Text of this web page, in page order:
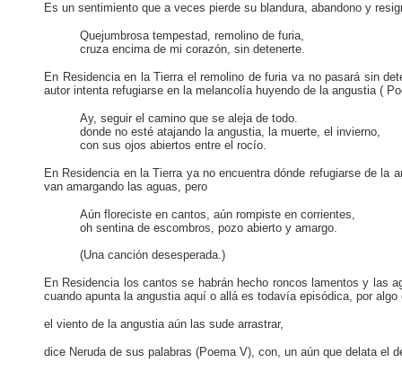
Es un sentimiento que a veces pierde su blandura, abandono y
Quejumbrosa tempestad, remolino de furia,
cruza encima de mi corazón, sin detenerte.
En Residencia en la Tierra el remolino de furia va no pasará sin
autor intenta refugiarse en la melancolía huyendo de la angustia (
Ay, seguir el camino que se aleja de todo.
donde no esté atajando la angustia, la muerte, el invierno,
con sus ojos abiertos entre el rocío.
En Residencia en la Tierra ya no encuentra dónde refugiarse de
van amargando las aguas, pero
Aún floreciste en cantos, aún rompiste en corrientes,
oh sentina de escombros, pozo abierto y amargo.
(Una canción desesperada.)
En Residencia los cantos se habrán hecho roncos lamentos y las
cuando apunta la angustia aquí o allá es todavía episódica, por
el viento de la angustia aún las sude arrastrar,
dice Neruda de sus palabras (Poema V), con, un aún que delata el